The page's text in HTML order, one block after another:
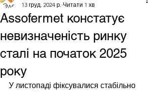
Assofermet констатує
невизначеність ринку
сталі на початок 2025
року
13 груд. 2024 р. Читати 1 хв
У листопаді фіксувалися стабільно